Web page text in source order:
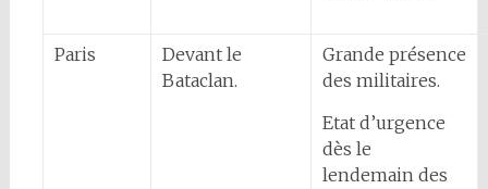
Paris
Devant le
Bataclan.
Grande présence
des militaires.
Etat d’urgence
dès le
lendemain des